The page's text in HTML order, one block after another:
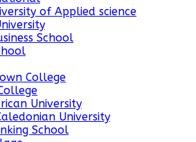
of Applied science
School
College
University
University
School